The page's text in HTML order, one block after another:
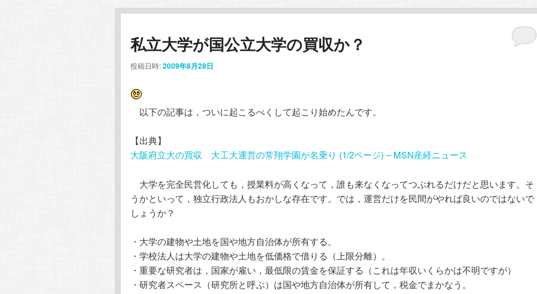
私立大学が国公立大学の買収か？
投稿日時:2009年8月28日
以下の記事は，ついに起こるべくして起こり始めたんです。
【出典】
大阪府立大の買収 大工大運営の常翔学園が名乗り (1/2ページ) – MSN産経ニュース
大学を完全民営化しても，授業料が高くなって，誰も来なくなってつぶれるだけだと思います。そ
うかといって，独立行政法人もおかしな存在です。では，運営だけを民間がやれば良いのではないで
しょうか？
・大学の建物や土地を国や地方自治体が所有する。
・学校法人は大学の建物や土地を低価格で借りる（上限分離）。
・重要な研究者は，国家が雇い，最低限の賃金を保証する（これは年収いくらかは不明ですが）
・研究者スペース（研究所と呼ぶ）は国や地方自治体が所有して，税金でまかなう。